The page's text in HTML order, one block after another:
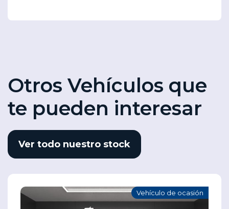
Otros Vehículos que
te pueden interesar
Ver todo nuestro stock
Vehículo de ocasión